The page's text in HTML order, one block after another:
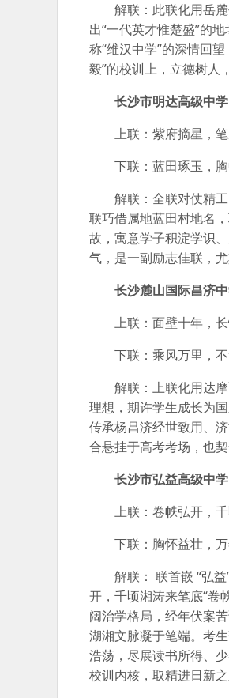
解联：此联化用岳
出“一代英才惟楚盛”的
称“维汉中学”的深情回
毅”的校训上，立德树人
长沙市明达高级中学
上联：紫府摘星，
下联：蓝田琢玉，
解联：全联对仗精
联巧借属地蓝田村地名
故，寓意学子积淀学识
气，是一副励志佳联，
长沙麓山国际昌济
上联：面壁十年，
下联：乘风万里，
解联：上联化用达
理想，期许学生成长为
传承杨昌济经世致用、
合悬挂于高考考场，也契
长沙市弘益高级中学
上联：卷帙弘开，
下联：胸怀益壮，
解联： 联首嵌 “弘
开，千顷湘涛来笔底“卷
阔治学格局，经年伏案
湖湘文脉凝于笔端。考
浩荡，尽展读书所得、
校训内核，取精进日新